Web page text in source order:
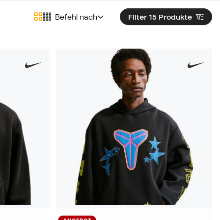
Filter 15 Produkte
Befehl nach